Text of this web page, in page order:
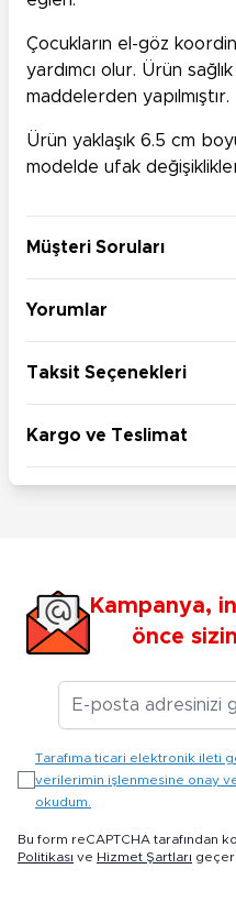
Çocukların el-göz
yardımcı olur. Ürün sağlık
maddelerden yapılmıştır.
Ürün yaklaşık 6.5 cm
modelde ufak
Müşteri Soruları
Yorumlar
Taksit Seçenekleri
Kargo ve Teslimat
Kampanya,
önce
Tarafıma ticari elektronik ileti
verilerimin işlenmesine onay
okudum.
Bu form reCAPTCHA tarafından
Politikası ve Hizmet Şartları